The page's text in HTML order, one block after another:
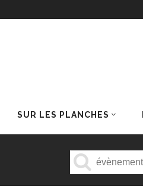
SUR LES PLANCHES